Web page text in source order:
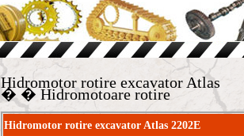
Hidromotor rotire excavator Atlas
� � Hidromotoare rotire
Hidromotor rotire excavator Atlas 2202E